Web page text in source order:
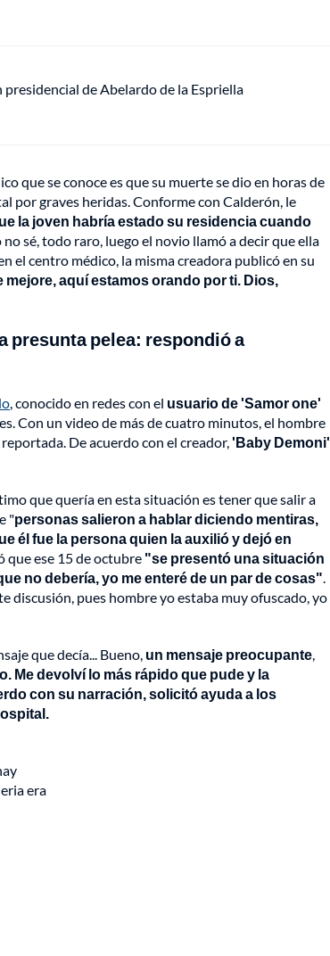
de Abelardo de la Espriella
que se conoce es que su muerte se dio en horas de
por graves heridas. Conforme con Calderón, le
la joven habría estado su residencia cuando
no sé, todo raro, luego el novio llamó a decir que ella
el centro médico, la misma creadora publicó en su
mejore, aquí estamos orando por ti. Dios,
presunta pelea: respondió a
, conocido en redes con el usuario de 'Samor one'
Con un video de más de cuatro minutos, el hombre
De acuerdo con el creador,'Baby Demoni'
que quería en esta situación es tener que salir a
"personas salieron a hablar diciendo mentiras,
él fue la persona quien la auxilió y dejó en
que ese 15 de octubre "se presentó una situación
no debería, yo me enteré de un par de cosas".
discusión, pues hombre yo estaba muy ofuscado, yo
que decía... Bueno, un mensaje preocupante,
Me devolví lo más rápido que pude y la
con su narración, solicitó ayuda a los
era